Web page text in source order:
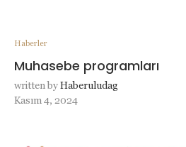
Haberler
Muhasebe programları
written byHaberuludag
Kasım 4, 2024